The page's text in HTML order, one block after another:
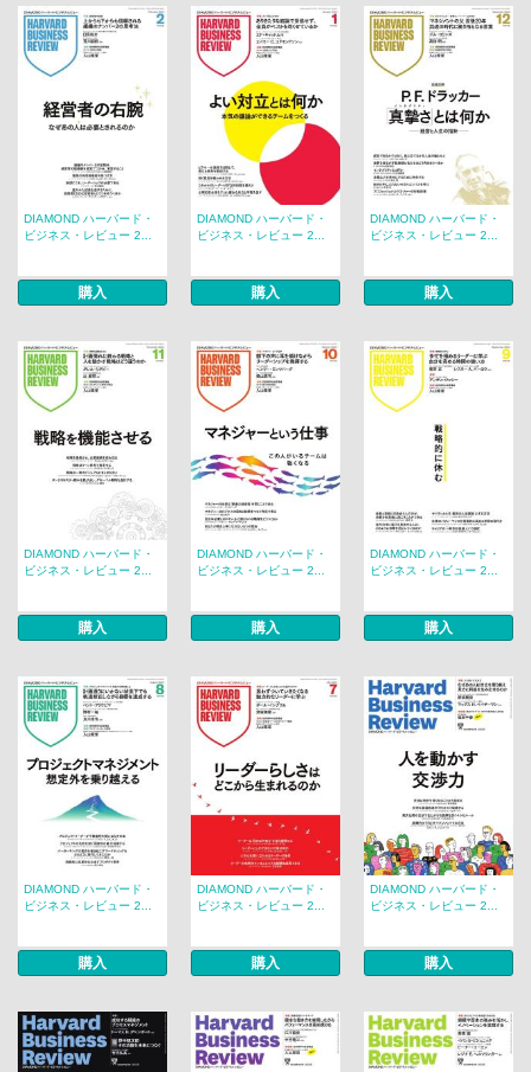
DIAMOND ハーバード・
ビジネス・レビュー 2...
購入
DIAMOND ハーバード・
ビジネス・レビュー 2...
購入
DIAMOND ハーバード・
ビジネス・レビュー 2...
購入
DIAMOND ハーバード・
ビジネス・レビュー 2...
購入
DIAMOND ハーバード・
ビジネス・レビュー 2...
購入
DIAMOND ハーバード・
ビジネス・レビュー 2...
購入
DIAMOND ハーバード・
ビジネス・レビュー 2...
購入
DIAMOND ハーバード・
ビジネス・レビュー 2...
購入
DIAMOND ハーバード・
ビジネス・レビュー 2...
購入